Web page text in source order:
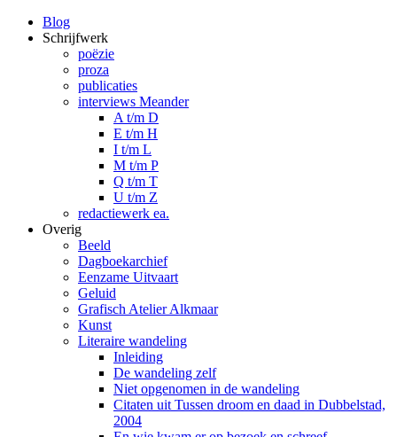
Blog
Schrijfwerk
poëzie
proza
publicaties
interviews Meander
A t/m D
E t/m H
I t/m L
M t/m P
Q t/m T
U t/m Z
redactiewerk ea.
Overig
Beeld
Dagboekarchief
Eenzame Uitvaart
Geluid
Grafisch Atelier Alkmaar
Kunst
Literaire wandeling
Inleiding
De wandeling zelf
Niet opgenomen in de wandeling
Citaten uit Tussen droom en daad in Dubbelstad,
2004